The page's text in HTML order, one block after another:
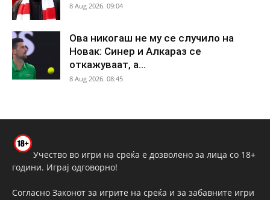
8 Aug 2026. 09:04
Ова никогаш не му се случило на
Новак: Синер и Алкараз се
откажуваат, а...
8 Aug 2026. 08:45
Учество во игри на среќа е дозволено за лица со 18+
години. Играј одговорно!
Согласно Законот за игрите на среќа и за забавните игри